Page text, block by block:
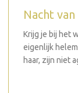
Nacht
Krijg je bij het
eigenlijk
haar, zijn niet